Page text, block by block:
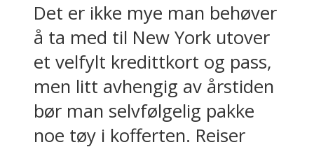
Det er ikke mye man behøver
å ta med til New York utover
et velfylt kredittkort og pass,
men litt avhengig av årstiden
bør man selvfølgelig pakke
noe tøy i kofferten. Reiser